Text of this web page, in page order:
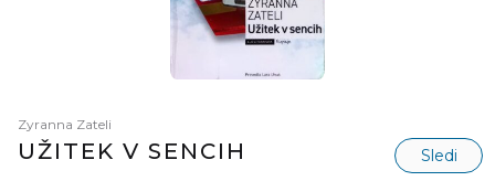
Zyranna Zateli
UŽITEK V SENCIH Sledi